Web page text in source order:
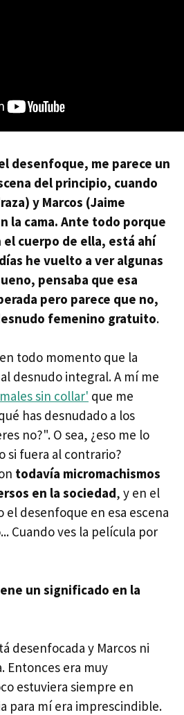
desenfoque, me parece un
del principio, cuando
y Marcos (Jaime
la cama. Ante todo porque
cuerpo de ella, está ahí
he vuelto a ver algunas
pensaba que esa
pero parece que no,
femenino gratuito.
todo momento que la
desnudo integral. A mí me
sin collar' que me
has desnudado a los
no?". O sea, ¿eso me lo
si fuera al contrario?
todavía micromachismos
en la sociedad, y en el
el desenfoque en esa escena
Cuando ves la película por
un significado en la
desenfocada y Marcos ni
Entonces era muy
estuviera siempre en
para mí era imprescindible.